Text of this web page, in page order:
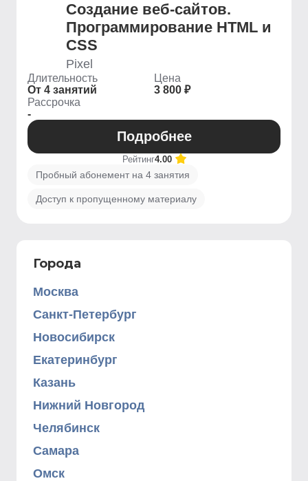
Создание веб-сайтов.
Программирование HTML и
CSS
Pixel
Длительность
От 4 занятий
Цена
3 800 ₽
Рассрочка
-
Подробнее
Рейтинг4.00
Пробный абонемент на 4 занятия
Доступ к пропущенному материалу
Города
Москва
Санкт-Петербург
Новосибирск
Екатеринбург
Казань
Нижний Новгород
Челябинск
Самара
Омск